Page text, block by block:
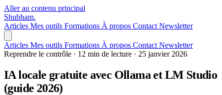
Aller au contenu principal
Shubham.
Articles Mes outils Formations À propos Contact Newsletter
Articles Mes outils Formations À propos Contact Newsletter
Reprendre le contrôle · 12 min de lecture · 25 janvier 2026
IA locale gratuite avec Ollama et LM Studio
(guide 2026)